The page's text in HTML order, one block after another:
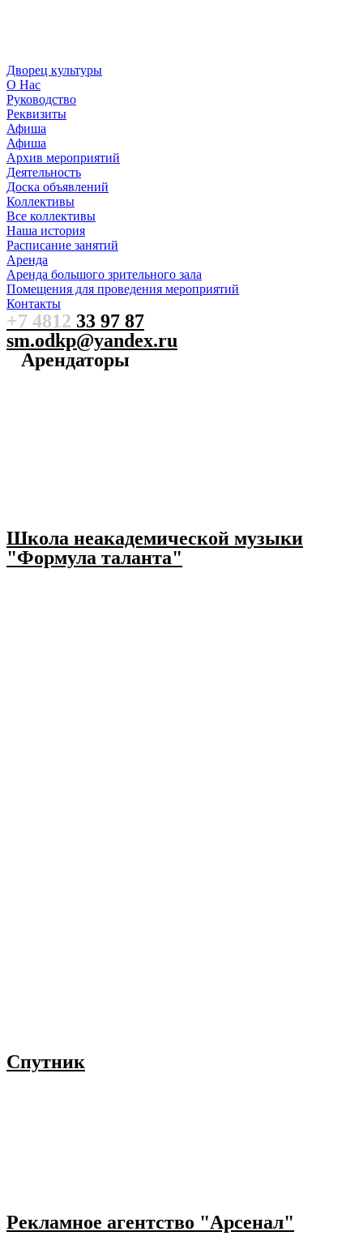
Дворец культуры
О Нас
Руководство
Реквизиты
Афиша
Афиша
Архив мероприятий
Деятельность
Доска объявлений
Коллективы
Все коллективы
Наша история
Расписание занятий
Аренда
Аренда большого зрительного зала
Помещения для проведения мероприятий
Контакты
+7 4812 33 97 87
sm.odkp@yandex.ru
Арендаторы
Школа неакадемической музыки
"Формула таланта"
Спутник
Рекламное агентство "Арсенал"